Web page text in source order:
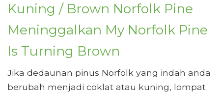
Kuning / Brown Norfolk Pine
Meninggalkan My Norfolk Pine
Is Turning Brown
Jika dedaunan pinus Norfolk yang indah anda
berubah menjadi coklat atau kuning, lompat